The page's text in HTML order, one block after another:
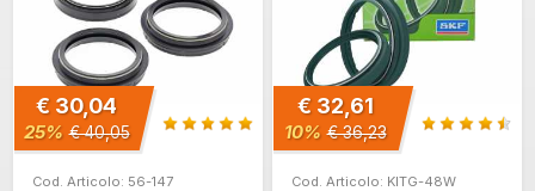
€ 30,04
25% € 40,05
Cod. Articolo: 56-147
€ 32,61
10% € 36,23
Cod. Articolo: KITG-48W